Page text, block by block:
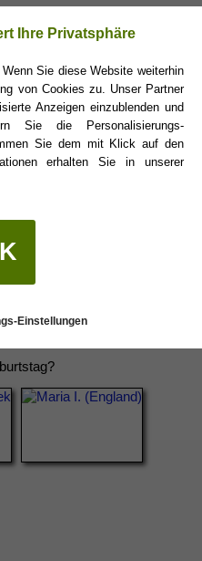
Ihre Privatsphäre
Sie diese Website weiterhin
von Cookies zu. Unser Partner
Anzeigen einzublenden und
Sie die Personalisierungs-
Sie dem mit Klick auf den
erhalten Sie in unserer
Einstellungen